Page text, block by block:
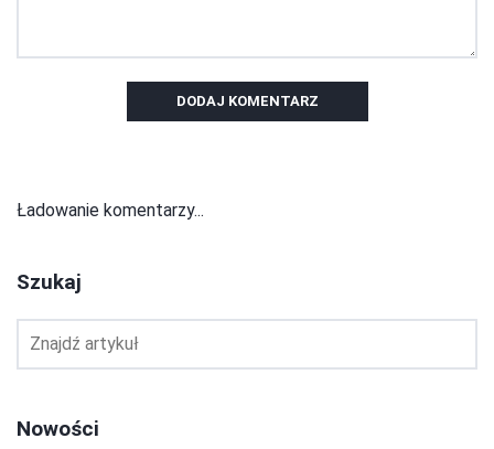
DODAJ KOMENTARZ
Ładowanie komentarzy...
Szukaj
Nowości